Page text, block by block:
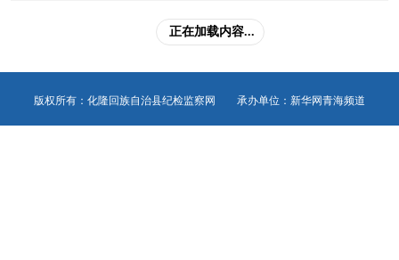
正在加载内容...
版权所有：化隆回族自治县纪检监察网 承办单位：新华网青海频道